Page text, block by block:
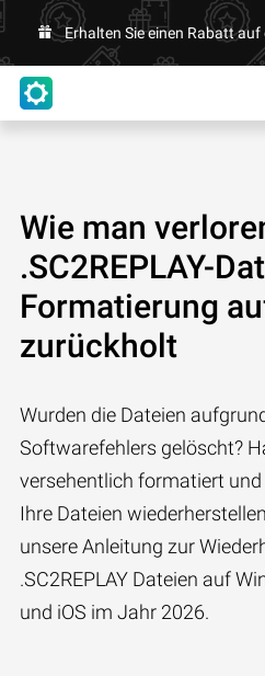
Erhalten Sie einen Rabatt
Wie man
.SC2REPLAY-
Formatierung
zurückholt
Wurden die Dateien
Softwarefehlers gelöscht?
versehentlich formatiert
Ihre Dateien
unsere Anleitung zur
.SC2REPLAY Dateien auf
und iOS im Jahr 2026.